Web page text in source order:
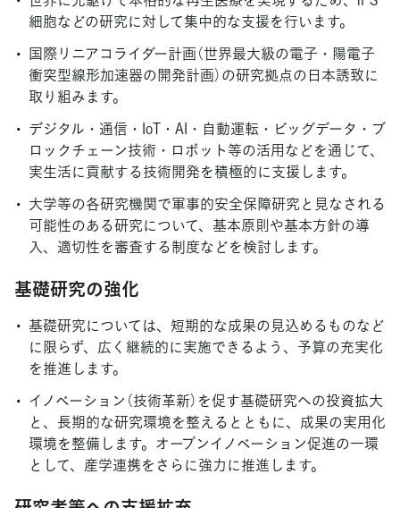
細胞などの研究に対して集中的な支援を行います。
国際リニアコライダー計画（世界最大級の電子・陽電子
衝突型線形加速器の開発計画）の研究拠点の日本誘致に
取り組みます。
デジタル・通信・IoT・AI・自動運転・ビッグデータ・ブ
ロックチェーン技術・ロボット等の活用などを通じて、
実生活に貢献する技術開発を積極的に支援します。
大学等の各研究機関で軍事的安全保障研究と見なされる
可能性のある研究について、基本原則や基本方針の導
入、適切性を審査する制度などを検討します。
基礎研究の強化
基礎研究については、短期的な成果の見込めるものなど
に限らず、広く継続的に実施できるよう、予算の充実化
を推進します。
イノベーション（技術革新）を促す基礎研究への投資拡大
と、長期的な研究環境を整えるとともに、成果の実用化
環境を整備します。オープンイノベーション促進の一環
として、産学連携をさらに強力に推進します。